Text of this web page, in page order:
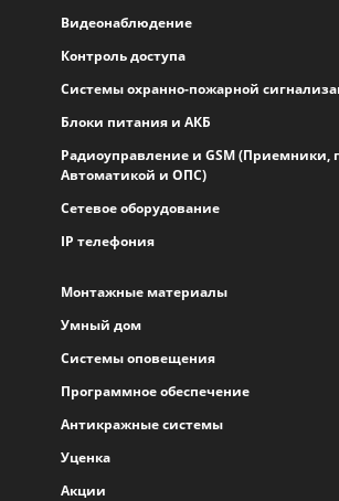
Видеонаблюдение
Контроль доступа
Системы охранно-пожарной
Блоки питания и АКБ
Радиоуправление и GSM (Приемники,
Автоматикой и ОПС)
Сетевое оборудование
IP телефония
Монтажные материалы
Умный дом
Системы оповещения
Программное обеспечение
Антикражные системы
Уценка
Акции